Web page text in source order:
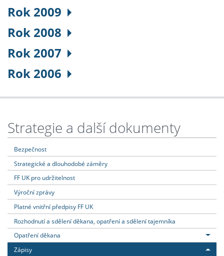
Rok 2009
Rok 2008
Rok 2007
Rok 2006
Strategie a další dokumenty
Bezpečnost
Strategické a dlouhodobé záměry
FF UK pro udržitelnost
Výroční zprávy
Platné vnitřní předpisy FF UK
Rozhodnutí a sdělení děkana, opatření a sdělení tajemníka
Opatření děkana
Zápisy